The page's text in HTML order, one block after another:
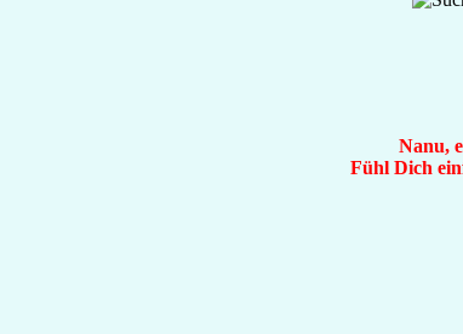
Nanu,
Fühl Dich